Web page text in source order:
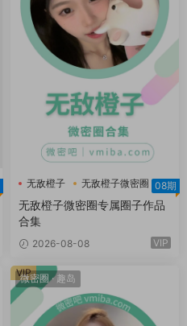
无敌橙子 无敌橙子微密圈 08期
无敌橙子微密圈专属圈子作品
合集
2026-08-08 VIP
微密圈·趣岛
VIP